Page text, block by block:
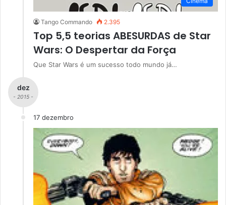
Tango Commando 2.395
Top 5,5 teorias ABESURDAS de Star
Wars: O Despertar da Força
Que Star Wars é um sucesso todo mundo já…
dez
- 2015 -
17 dezembro